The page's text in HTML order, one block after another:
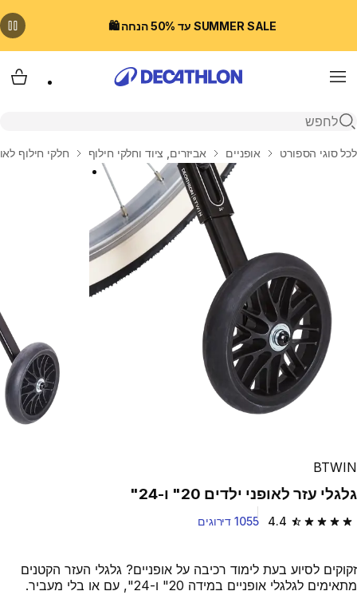
SUMMER SALE עד 50% הנחה 🛍️
Menu
פתיחת חיפוש
בית
לכל סוגי הספורט אופניים אביזרים, ציוד וחלקי חילוף חלקי חילוף
BTWIN
גלגלי עזר לאופני ילדים 20" ו-24"
4.4 4.4 out of 5 stars from 1055 reviews 1055 דירוגים
זקוקים לסיוע בעת לימוד רכיבה על אופניים? גלגלי העזר הקטנים
מתאימים לגלגלי אופניים במידה 20" ו-24", עם או בלי מעביר.